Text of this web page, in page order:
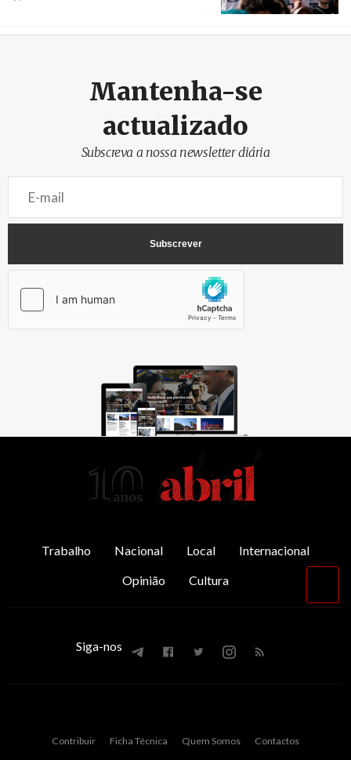
Mantenha-se
actualizado
Subscreva a nossa newsletter diária
Trabalho Nacional Local
Internacional
Opinião
Cultura
Siga-nos
Contribuir Ficha Técnica Quem Somos Contactos